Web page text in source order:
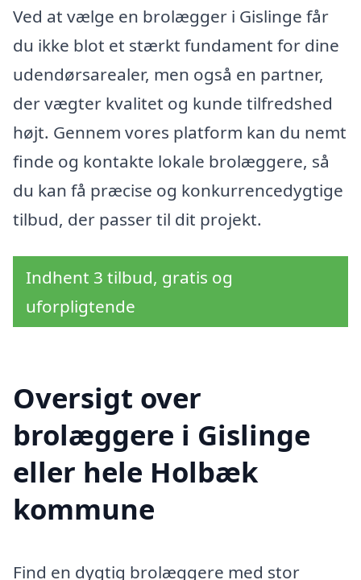
Ved at vælge en brolægger i Gislinge får
du ikke blot et stærkt fundament for dine
udendørsarealer, men også en partner,
der vægter kvalitet og kunde tilfredshed
højt. Gennem vores platform kan du nemt
finde og kontakte lokale brolæggere, så
du kan få præcise og konkurrencedygtige
tilbud, der passer til dit projekt.
Indhent 3 tilbud, gratis og
uforpligtende
Oversigt over
brolæggere i Gislinge
eller hele Holbæk
kommune
Find en dygtig brolæggere med stor